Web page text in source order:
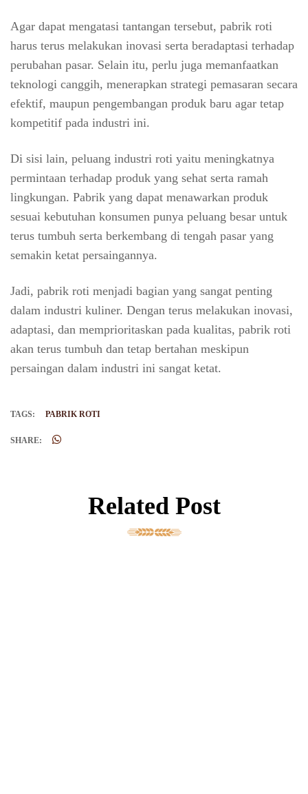
Agar dapat mengatasi tantangan tersebut, pabrik roti
harus terus melakukan inovasi serta beradaptasi terhadap
perubahan pasar. Selain itu, perlu juga memanfaatkan
teknologi canggih, menerapkan strategi pemasaran secara
efektif, maupun pengembangan produk baru agar tetap
kompetitif pada industri ini.
Di sisi lain, peluang industri roti yaitu meningkatnya
permintaan terhadap produk yang sehat serta ramah
lingkungan. Pabrik yang dapat menawarkan produk
sesuai kebutuhan konsumen punya peluang besar untuk
terus tumbuh serta berkembang di tengah pasar yang
semakin ketat persaingannya.
Jadi, pabrik roti menjadi bagian yang sangat penting
dalam industri kuliner. Dengan terus melakukan inovasi,
adaptasi, dan memprioritaskan pada kualitas, pabrik roti
akan terus tumbuh dan tetap bertahan meskipun
persaingan dalam industri ini sangat ketat.
TAGS: PABRIK ROTI
SHARE:
Related Post